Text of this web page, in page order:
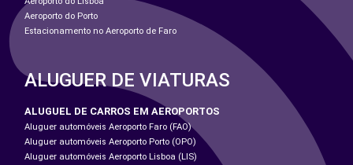
Aeroporto do Porto
Estacionamento no Aeroporto de Faro
ALUGUER DE VIATURAS
ALUGUEL DE CARROS EM AEROPORTOS
Aluguer automóveis Aeroporto Faro (FAO)
Aluguer automóveis Aeroporto Porto (OPO)
Aluguer automóveis Aeroporto Lisboa (LIS)